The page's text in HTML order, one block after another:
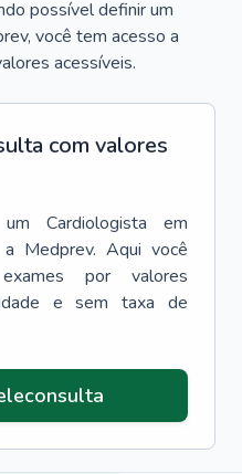
possível definir um
você tem acesso a
acessíveis.
com valores
Cardiologista
em
Medprev. Aqui você
por valores
e sem taxa de